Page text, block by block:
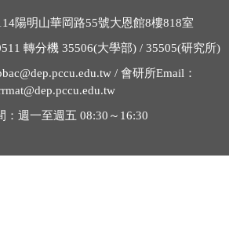
陽明山華岡路55號大恩館8樓818室
轉分機 35506(大學部) / 35505(研究所)
/ 會研所Email ：
：週一至週五 08:30～16:30